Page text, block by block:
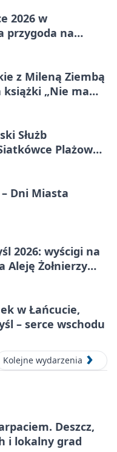
2026 w
przygoda na
z Mileną Ziembą
książki „Nie mam
Służb
Plażowej
Dni Miasta
2026: wyścigi na
Aleję Żołnierzy
w Łańcucie,
– serce wschodu
Kolejne wydarzenia
Deszcz,
i lokalny grad